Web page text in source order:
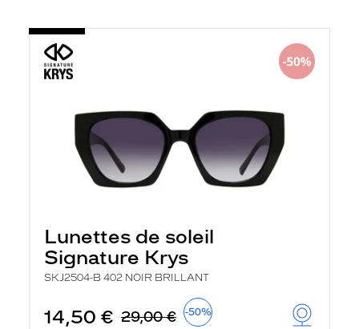
Lunettes de soleil
Signature Krys
SKJ2504-B 402 NOIR BRILLANT
14,50 € 29,00 € -50%